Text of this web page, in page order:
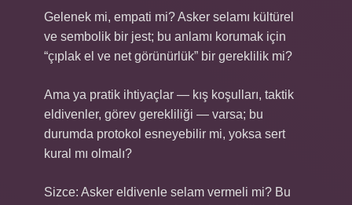
Gelenek mi, empati mi? Asker selamı kültürel
ve sembolik bir jest; bu anlamı korumak için
“çıplak el ve net görünürlük” bir gereklilik mi?
Ama ya pratik ihtiyaçlar — kış koşulları, taktik
eldivenler, görev gerekliliği — varsa; bu
durumda protokol esneyebilir mi, yoksa sert
kural mı olmalı?
Sizce: Asker eldivenle selam vermeli mi? Bu